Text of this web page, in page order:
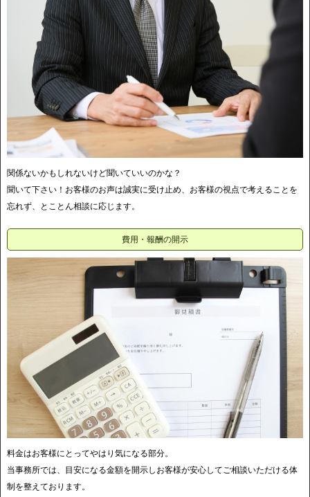
関係ないかもしれないけど聞いていいのかな？
聞いて下さい！お客様のお声は誠実に受け止め、お客様の視点で考えることを
忘れず、とことん相談に応じます。
費用・報酬の開示
料金はお客様にとってやはり気になる部分。
当事務所では、目安になる金額を開示しお客様が安心してご相談いただける体
制を整えております。